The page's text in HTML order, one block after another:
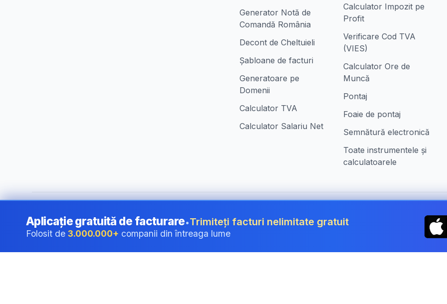
Generator Notă de
Comandă România
Decont de Cheltuieli
Șabloane de facturi
Generatoare pe
Domenii
Calculator TVA
Calculator Salariu Net
Calculator Impozit pe
Profit
Verificare Cod TVA
(VIES)
Calculator Ore de
Muncă
Pontaj
Foaie de pontaj
Semnătură electronică
Toate instrumentele și
calculatoarele
©2026i24 Limited. All rights reserved. •Pentru companii în Romania
Aplicație gratuită de facturare•Trimiteți facturi nelimitate gratuit
Folosit de 3.000.000+ companii din întreaga lume